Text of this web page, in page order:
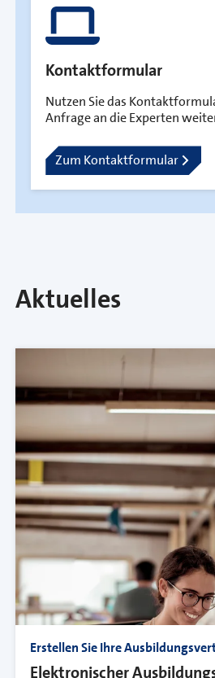
Kontaktformular
Nutzen Sie das
Anfrage an die Experten
Zum Kontaktformular
Aktuelles
Erstellen Sie Ihre
Elektronischer